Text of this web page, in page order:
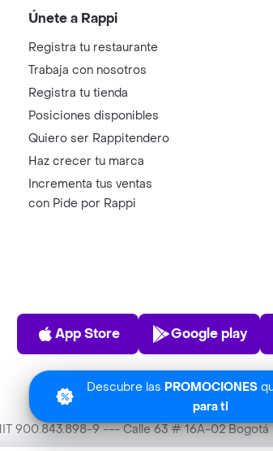
Descubre las PROMOCIONES
para ti
Únete a Rappi
Registra tu restaurante
Trabaja con nosotros
Registra tu tienda
Posiciones disponibles
Quiero ser Rappitendero
Haz crecer tu marca
Incrementa tus ventas
con Pide por Rappi
App Store
App Store
Play Store
Google play
900.843.898-9 --- Calle 63 # 16A-02